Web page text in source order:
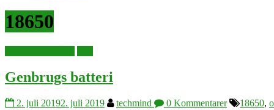
18650
Genbrugs batteri
2. juli 20192. juli 2019 techmind 0 Kommentarer 18650,